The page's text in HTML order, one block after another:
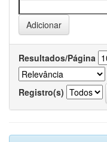
Resultados/Página
Registro(s)